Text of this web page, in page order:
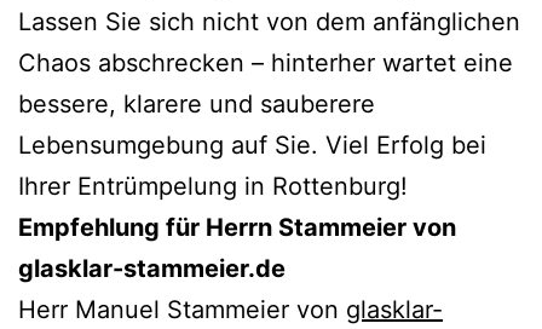
Lassen Sie sich nicht von dem anfänglichen
Chaos abschrecken – hinterher wartet eine
bessere, klarere und sauberere
Lebensumgebung auf Sie. Viel Erfolg bei
Ihrer Entrümpelung in Rottenburg!
Empfehlung für Herrn Stammeier von
glasklar-stammeier.de
Herr Manuel Stammeier von glasklar-